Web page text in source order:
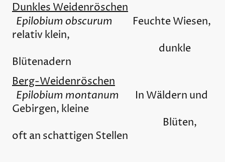
Dunkles Weidenröschen
Epilobium obscurum Feuchte Wiesen,
relativ klein,
dunkle
Blütenadern
Berg-Weidenröschen
Epilobium montanum In Wäldern und
Gebirgen, kleine
Blüten,
oft an schattigen Stellen